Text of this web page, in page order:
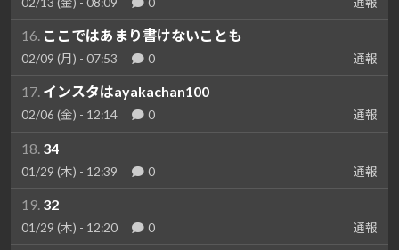
16. ここではあまり書けないことも
02/09 (月) - 07:53 0 通報
17. インスタはayakachan100
02/06 (金) - 12:14 0 通報
18. 34
01/29 (木) - 12:39 0 通報
19. 32
01/29 (木) - 12:20 0 通報